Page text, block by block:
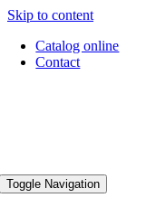
Skip to content
Catalog online
Contact
Toggle Navigation